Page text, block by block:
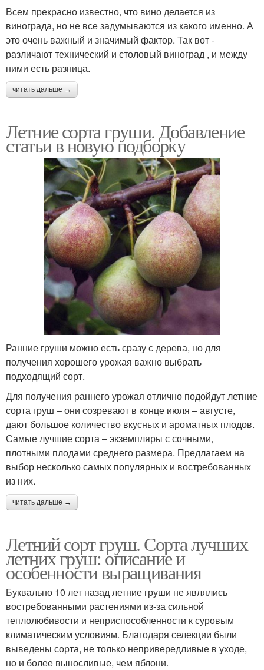
Всем прекрасно известно, что вино делается из
винограда, но не все задумываются из какого именно. А
это очень важный и значимый фактор. Так вот -
различают технический и столовый виноград , и между
ними есть разница.
читать дальше →
Летние сорта груши. Добавление
статьи в новую подборку
Ранние груши можно есть сразу с дерева, но для
получения хорошего урожая важно выбрать
подходящий сорт.
Для получения раннего урожая отлично подойдут летние
сорта груш – они созревают в конце июля – августе,
дают большое количество вкусных и ароматных плодов.
Самые лучшие сорта – экземпляры с сочными,
плотными плодами среднего размера. Предлагаем на
выбор несколько самых популярных и востребованных
из них.
читать дальше →
Летний сорт груш. Сорта лучших
летних груш: описание и
особенности выращивания
Буквально 10 лет назад летние груши не являлись
востребованными растениями из-за сильной
теплолюбивости и неприспособленности к суровым
климатическим условиям. Благодаря селекции были
выведены сорта, не только непривередливые в уходе,
но и более выносливые, чем яблони.